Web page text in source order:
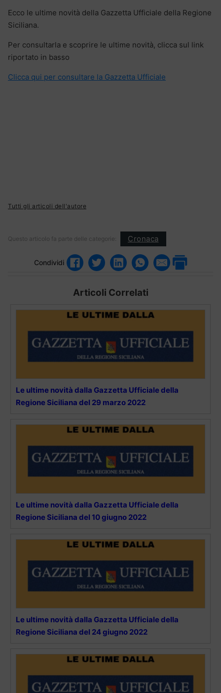
Ecco le ultime novità della Gazzetta Ufficiale della Regione
Siciliana.
Per consultarla e scoprire le ultime novità, clicca sul link
riportato in basso
Clicca qui per consultare la Gazzetta Ufficiale
Tutti gli articoli dell'autore
Questo articolo fa parte delle categorie: Cronaca
Condividi
Articoli Correlati
Le ultime novità dalla Gazzetta Ufficiale della
Regione Siciliana del 29 marzo 2022
Le ultime novità dalla Gazzetta Ufficiale della
Regione Siciliana del 10 giugno 2022
Le ultime novità dalla Gazzetta Ufficiale della
Regione Siciliana del 24 giugno 2022